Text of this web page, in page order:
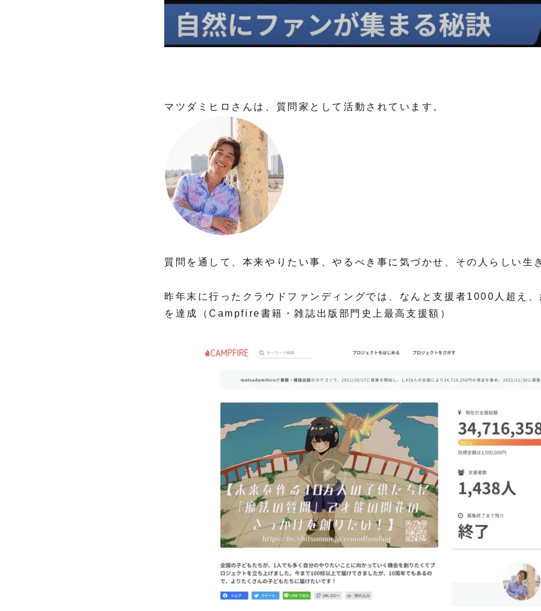
マツダミヒロさんは、質問家として活動されています。
質問を通して、本来やりたい事、やるべき事に気づかせ、その人らしい生
昨年末に行ったクラウドファンディングでは、なんと支援者1000人超え
を達成（Campfire書籍・雑誌出版部門史上最高支援額）